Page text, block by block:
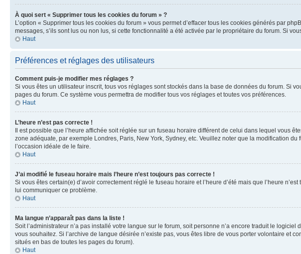
À quoi sert « Supprimer tous les cookies du forum » ?
L’option « Supprimer tous les cookies du forum » vous permet d’effacer tous les cookies générés par
messages, s’ils sont lus ou non lus, si cette fonctionnalité a été activée par le propriétaire du forum. Si
Haut
Préférences et réglages des utilisateurs
Comment puis-je modifier mes réglages ?
Si vous êtes un utilisateur inscrit, tous vos réglages sont stockés dans la base de données du forum. Si
pages du forum. Ce système vous permettra de modifier tous vos réglages et toutes vos préférences.
Haut
L’heure n’est pas correcte !
Il est possible que l’heure affichée soit réglée sur un fuseau horaire différent de celui dans lequel vous
zone adéquate, par exemple Londres, Paris, New York, Sydney, etc. Veuillez noter que la modification
l’occasion idéale de le faire.
Haut
J’ai modifié le fuseau horaire mais l’heure n’est toujours pas correcte !
Si vous êtes certain(e) d’avoir correctement réglé le fuseau horaire et l’heure d’été mais que l’heure
lui communiquer ce problème.
Haut
Ma langue n’apparaît pas dans la liste !
Soit l’administrateur n’a pas installé votre langue sur le forum, soit personne n’a encore traduit le
vous souhaitez. Si l’archive de langue désirée n’existe pas, vous êtes libre de vous porter volontaire et
situés en bas de toutes les pages du forum).
Haut